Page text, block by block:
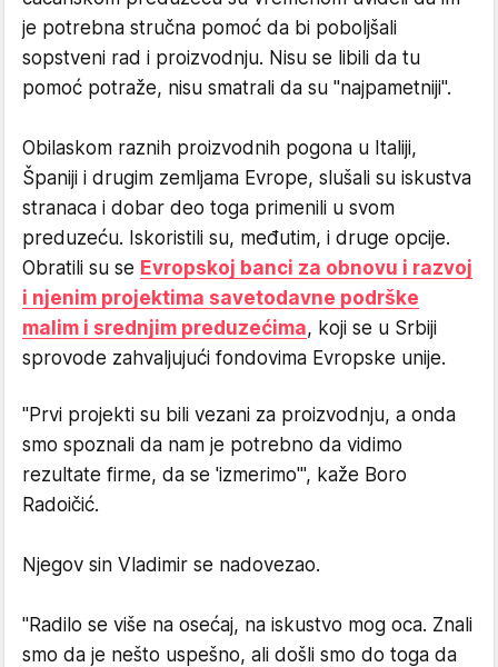
je potrebna stručna pomoć da bi poboljšali
sopstveni rad i proizvodnju. Nisu se libili da tu
pomoć potraže, nisu smatrali da su "najpametniji".
Obilaskom raznih proizvodnih pogona u Italiji,
Španiji i drugim zemljama Evrope, slušali su iskustva
stranaca i dobar deo toga primenili u svom
preduzeću. Iskoristili su, međutim, i druge opcije.
Obratili su se Evropskoj banci za obnovu i razvoj
i njenim projektima savetodavne podrške
malim i srednjim preduzećima, koji se u Srbiji
sprovode zahvaljujući fondovima Evropske unije.
"Prvi projekti su bili vezani za proizvodnju, a onda
smo spoznali da nam je potrebno da vidimo
rezultate firme, da se 'izmerimo'", kaže Boro
Radoičić.
Njegov sin Vladimir se nadovezao.
"Radilo se više na osećaj, na iskustvo mog oca. Znali
smo da je nešto uspešno, ali došli smo do toga da